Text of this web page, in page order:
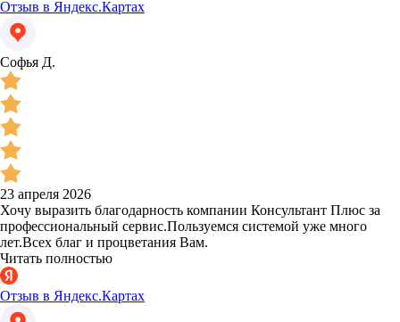
Отзыв в Яндекс.Картах
Софья Д.
23 апреля 2026
Хочу выразить благодарность компании Консультант Плюс за
профессиональный сервис.Пользуемся системой уже много
лет.Всех благ и процветания Вам.
Читать полностью
Отзыв в Яндекс.Картах